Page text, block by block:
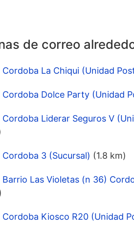
de correo
La Chiqui (Unidad
Cordoba Dolce Party (Unidad
Liderar Seguros V
3 (Sucursal) (1.8 km)
Barrio Las Violetas (n 36)
Cordoba Kiosco R20 (Unidad